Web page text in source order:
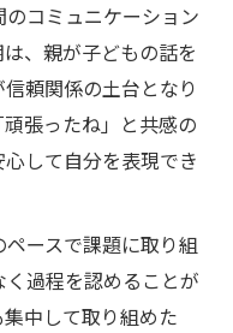
る実践例紹介
力が向上した事例
す公文式活用ポイ
能力強化の工夫
力に与えた変化
る公文式の実践方
コミュニケーション
、親が子どもの話を
頼関係の土台となり
張ったね」と共感の
して自分を表現でき
ースで課題に取り組
過程を認めることが
中して取り組めた